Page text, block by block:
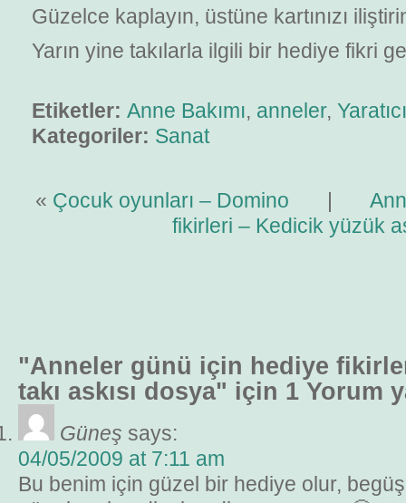
Güzelce kaplayın, üstüne kartınızı
Yarın yine takılarla ilgili bir hediye fikri
Etiketler: Anne Bakımı, anneler,
Kategoriler: Sanat
« Çocuk oyunları – Domino |
fikirleri – Kedicik yüzük
"Anneler günü için hediye
takı askısı dosya" için 1 Yorum
Güneş says:
04/05/2009 at 7:11 am
Bu benim için güzel bir hediye olur,